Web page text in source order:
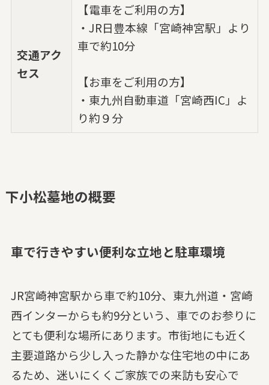
交通アク
セス
【電車をご利用の方】
・JR日豊本線「宮崎神宮駅」より
車で約10分
【お車をご利用の方】
・東九州自動車道「宮崎西IC」よ
り約９分
下小松墓地の概要
車で行きやすい便利な立地と駐車環境
JR宮崎神宮駅から車で約10分、東九州道・宮崎
西インターからも約9分という、車でのお参りに
とても便利な場所にあります。市街地にも近く
主要道路から少し入った静かな住宅地の中にあ
るため、迷いにくくご家族での来訪も安心で